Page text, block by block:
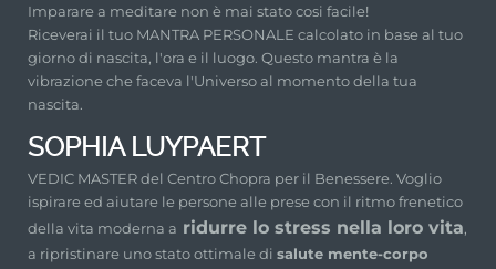
Imparare a meditare non è mai stato cosi facile!
Riceverai il tuo MANTRA PERSONALE calcolato in base al tuo
giorno di nascita, l'ora e il luogo. Questo mantra è la
vibrazione che faceva l'Universo al momento della tua
nascita.
SOPHIA LUYPAERT
VEDIC MASTER del Centro Chopra per il Benessere. Voglio
ispirare ed aiutare le persone alle prese con il ritmo frenetico
della vita moderna a ridurre lo stress nella loro vita,
a ripristinare uno stato ottimale di salute mente-corpo